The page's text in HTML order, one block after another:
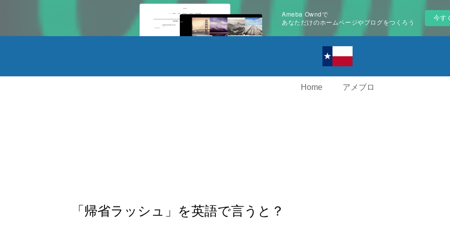
Ameba Owndで
あなただけのホームページやブログをつくろう
今す
Home アメブロ
「帰省ラッシュ」を英語で言うと？